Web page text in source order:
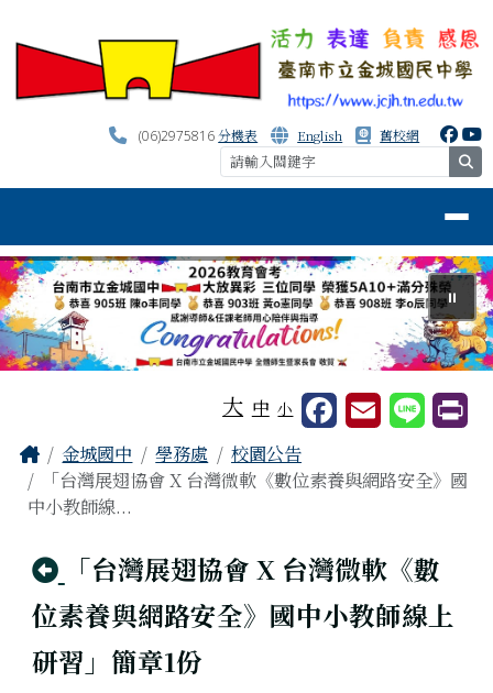
(06)2975816分機表 English 舊校網
⏸
大 中 小
主內容區域
Home
金城國中 學務處
校園公告
「台灣展翅協會 X 台灣微軟《數位素養與網路安全》國
中小教師線...
回上頁
「台灣展翅協會 X 台灣微軟《數
位素養與網路安全》國中小教師線上
研習」簡章1份
頁尾區域